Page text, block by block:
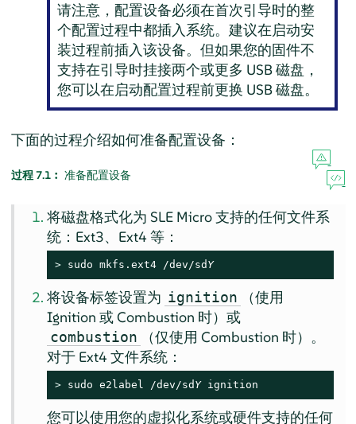
请注意，配置设备必须在首次引导时的整
个配置过程中都插入系统。建议在启动安
装过程前插入该设备。但如果您的固件不
支持在引导时挂接两个或更多 USB 磁盘，
您可以在启动配置过程前更换 USB 磁盘。
下面的过程介绍如何准备配置设备：
过程 7.1︰ 准备配置设备
将磁盘格式化为 SLE Micro 支持的任何文件系
统：Ext3、Ext4 等：
> sudo mkfs.ext4 /dev/sd Y
将设备标签设置为 ignition
（使用
Ignition 或 Combustion 时）或
combustion
（仅使用 Combustion 时）。
对于 Ext4 文件系统：
> sudo e2label /dev/sd Y ignition
您可以使用您的虚拟化系统或硬件支持的任何